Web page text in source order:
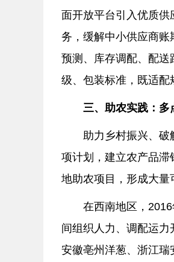
面开放平台引入优质
务，缓解中小供应商
预测、库存调配、配
级、包装标准，既适配
三、助农实践：多
助力乡村振兴、
项计划，建立农产品
地助农项目，形成大量
在西南地区，
间组织人力、调配运力
安徽亳州洋葱、浙江瑞